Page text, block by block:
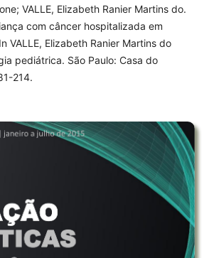
VALLE, Elizabeth Ranier Martins do.
com câncer hospitalizada em
VALLE, Elizabeth Ranier Martins do
pediátrica. São Paulo: Casa do
214.